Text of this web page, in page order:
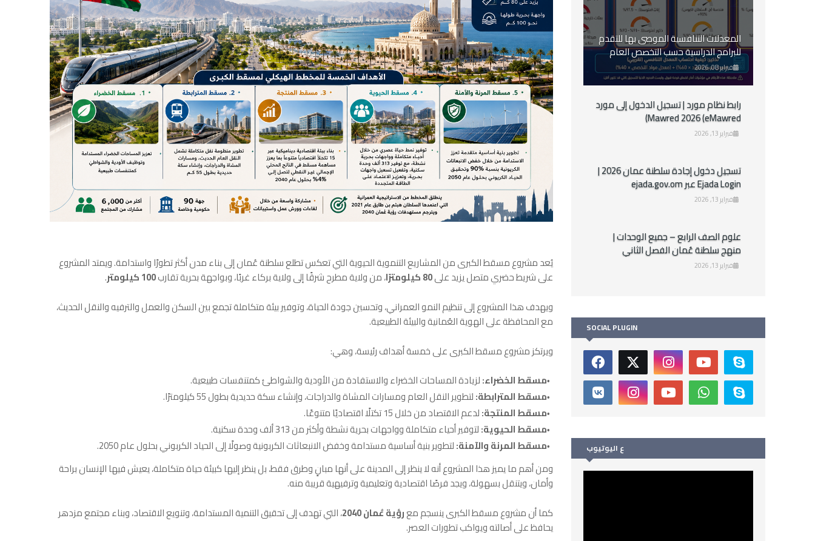
يُعد مشروع مسقط الكبرى من المشاريع التنموية الحيوية التي تعكس تطلع سلطنة عُمان إلى بناء مدن أكثر تطورًا واستدامة. ويمتد المشروع
على شريط حضري متصل يزيد على80 كيلومترًا ، من ولاية مطرح شرقًا إلى ولاية بركاء غربًا، وبواجهة بحرية تقارب100 كيلومتر
.
ويهدف هذا المشروع إلى تنظيم النمو العمراني، وتحسين جودة الحياة، وتوفير بيئة متكاملة تجمع بين السكن والعمل والترفيه والنقل الحديث،
مع المحافظة على الهوية العُمانية والبيئة الطبيعية.
ويرتكز مشروع مسقط الكبرى على خمسة أهداف رئيسة، وهي:
مسقط الخضراء:لزيادة المساحات الخضراء والاستفادة من الأودية والشواطئ كمتنفسات طبيعية.
مسقط المترابطة:لتطوير النقل العام ومسارات المشاة والدراجات، وإنشاء سكة حديدية بطول 55 كيلومترًا.
مسقط المنتجة:لدعم الاقتصاد من خلال 15 تكتلًا اقتصاديًا متنوعًا.
مسقط الحيوية:لتوفير أحياء متكاملة وواجهات بحرية نشطة وأكثر من 313 ألف وحدة سكنية.
مسقط المرنة والآمنة:لتطوير بنية أساسية مستدامة وخفض الانبعاثات الكربونية وصولًا إلى الحياد الكربوني بحلول عام 2050.
ومن أهم ما يميز هذا المشروع أنه لا ينظر إلى المدينة على أنها مبانٍ وطرق فقط، بل ينظر إليها كبيئة حياة متكاملة، يعيش فيها الإنسان براحة
وأمان، ويتنقل بسهولة، ويجد فرصًا اقتصادية وتعليمية وترفيهية قريبة منه.
كما أن مشروع مسقط الكبرى ينسجم معرؤية عُمان 2040
، التي تهدف إلى تحقيق التنمية المستدامة، وتنويع الاقتصاد، وبناء مجتمع مزدهر
يحافظ على أصالته ويواكب تطورات العصر.
المعدلات التنافسية الموصى بها للتقدم
للبرامج الدراسية حسب التخصص العام
2026
فبراير 08, 2026
رابط نظام مورد | تسجيل الدخول إلى مورد
Mawred 2026 (eMawred)
فبراير 13, 2026
تسجيل دخول إجادة سلطنة عمان 2026 |
Ejada Login عبر ejada.gov.om
فبراير 13, 2026
علوم الصف الرابع – جميع الوحدات |
منهج سلطنة عُمان الفصل الثاني
فبراير 13, 2026
SOCIAL PLUGIN
ع اليوتيوب